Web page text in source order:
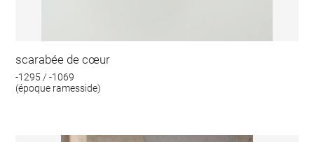
scarabée de cœur
-1295 / -1069
(époque ramesside)